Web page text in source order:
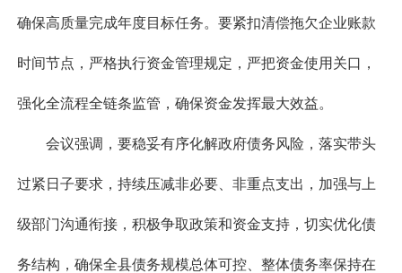
确保高质量完成年度目标任务。要紧扣清偿拖欠企业账款
时间节点，严格执行资金管理规定，严把资金使用关口，
强化全流程全链条监管，确保资金发挥最大效益。
会议强调，要稳妥有序化解政府债务风险，落实带头
过紧日子要求，持续压减非必要、非重点支出，加强与上
级部门沟通衔接，积极争取政策和资金支持，切实优化债
务结构，确保全县债务规模总体可控、整体债务率保持在